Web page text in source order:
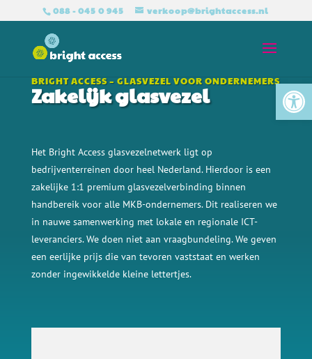
088 - 045 0 945 verkoop@brightaccess.nl
BRIGHT ACCESS – GLASVEZEL VOOR ONDERNEMERS
Zakelijk glasvezel
Het Bright Access glasvezelnetwerk ligt op
bedrijventerreinen door heel Nederland. Hierdoor is een
zakelijke 1:1 premium glasvezelverbinding binnen
handbereik voor alle MKB-ondernemers. Dit realiseren we
in nauwe samenwerking met lokale en regionale ICT-
leveranciers. We doen niet aan vraagbundeling. We geven
een eerlijke prijs die van tevoren vaststaat en werken
zonder ingewikkelde kleine lettertjes.